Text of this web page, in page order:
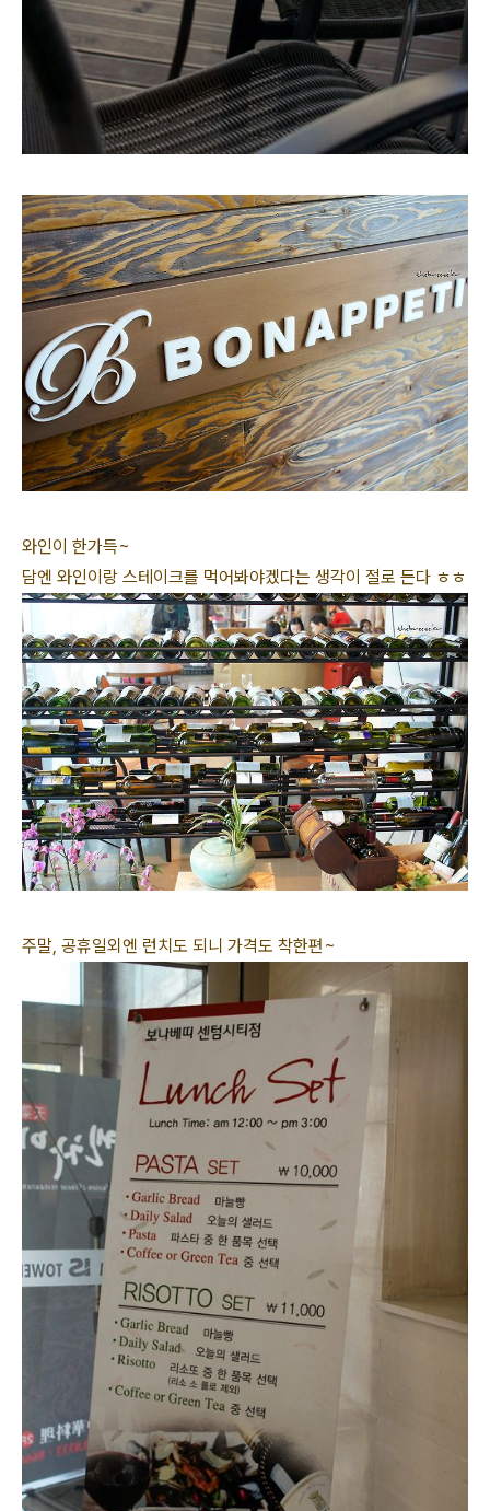
와인이 한가득~
담엔 와인이랑 스테이크를 먹어봐야겠다는 생각이 절로 든다 ㅎㅎ
주말, 공휴일외엔 런치도 되니 가격도 착한편~